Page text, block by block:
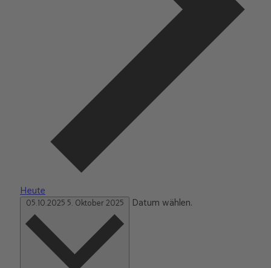
Heute
05.10.2025 5. Oktober 2025 Datum wählen.